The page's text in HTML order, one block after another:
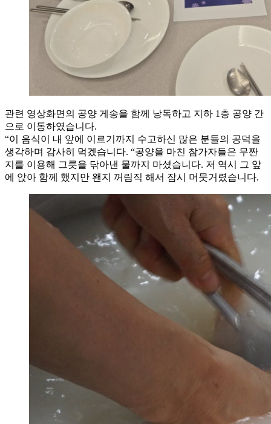
관련 영상화면의 공양 게송을 함께 낭독하고 지하 1층 공양 간
으로 이동하였습니다.
“이 음식이 내 앞에 이르기까지 수고하신 많은 분들의 공덕을
생각하며 감사히 먹겠습니다. “공양을 마친 참가자들은 무짠
지를 이용해 그릇을 닦아낸 물까지 마셨습니다. 저 역시 그 앞
에 앉아 함께 했지만 왠지 꺼림직 해서 잠시 머뭇거렸습니다.